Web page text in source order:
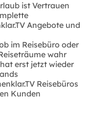
ist Vertrauen
Angebote und
im Reisebüro oder
wahr
erst jetzt wieder
Reisebüros
Kunden